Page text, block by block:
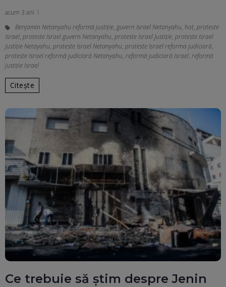
acum 3 ani
Benjamin Netanyahu reformă justiție, guvern Israel Netanyahu, hot, proteste
Israel, proteste Israel guvern Netanyahu, proteste Israel Justiție, proteste Israel
justiție Netayahu, proteste Israel Netanyahu, proteste Israel reforma judiciară,
proteste Israel reformă judiciară Netanyahu, reformă judiciară Israel, reformă
justiție Israel
Citește
Ce trebuie să știm despre Jenin